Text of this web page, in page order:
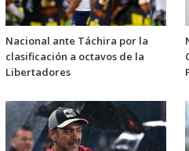
Nacional ante Táchira por la
clasificación a octavos de la
Libertadores